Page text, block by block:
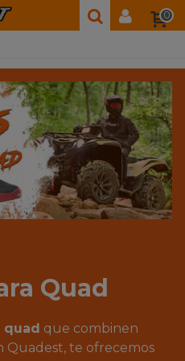
0
Quad
quad que combinen
Quadest, te ofrecemos